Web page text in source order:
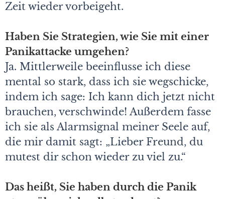
Zeit wieder vorbeigeht.
Haben Sie Strategien, wie Sie mit einer
Panikattacke umgehen?
Ja. Mittlerweile beeinflusse ich diese
mental so stark, dass ich sie wegschicke,
indem ich sage: Ich kann dich jetzt nicht
brauchen, verschwinde! Außerdem fasse
ich sie als Alarmsignal meiner Seele auf,
die mir damit sagt: „Lieber Freund, du
mutest dir schon wieder zu viel zu.“
Das heißt, Sie haben durch die Panik